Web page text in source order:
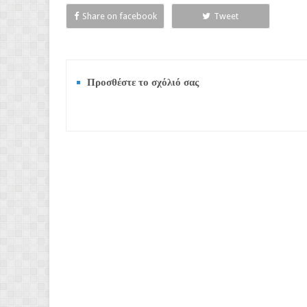
Share on facebook Tweet
Προσθέστε το σχόλιό σας